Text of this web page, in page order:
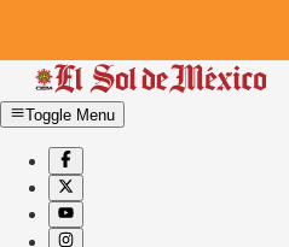
Toggle Menu